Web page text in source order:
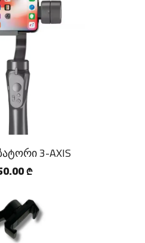
3-AXIS
₾